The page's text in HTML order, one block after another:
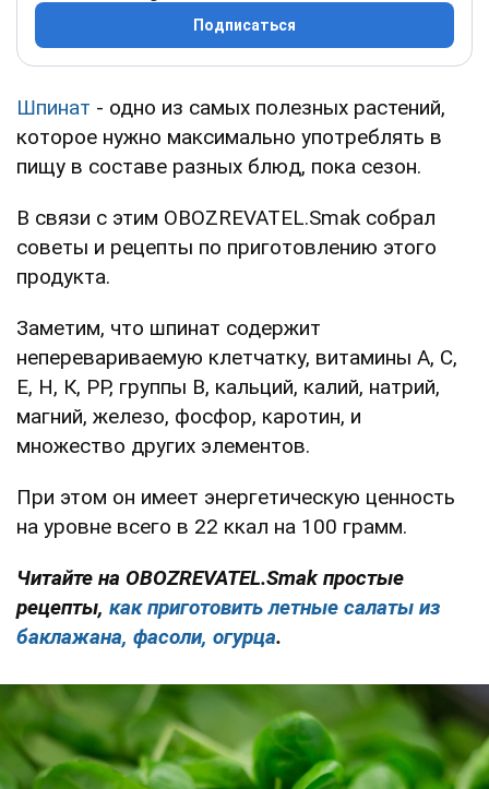
Подписаться
Шпинат - одно из самых полезных растений,
которое нужно максимально употреблять в
пищу в составе разных блюд, пока сезон.
В связи с этим OBOZREVATEL.Smak собрал
советы и рецепты по приготовлению этого
продукта.
Заметим, что шпинат содержит
неперевариваемую клетчатку, витамины А, С,
Е, Н, К, РР, группы В, кальций, калий, натрий,
магний, железо, фосфор, каротин, и
множество других элементов.
При этом он имеет энергетическую ценность
на уровне всего в 22 ккал на 100 грамм.
Читайте на OBOZREVATEL.Smak простые
рецепты, как приготовить летные салаты из
баклажана, фасоли, огурца.